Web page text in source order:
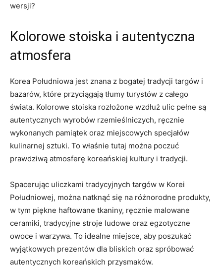
wersji?
Kolorowe stoiska i autentyczna
atmosfera
Korea Południowa jest⁣ znana z bogatej tradycji⁤ targów i
‌bazarów,⁣ które‌ przyciągają tłumy ⁤turystów ⁤z ‍całego⁣
świata. Kolorowe​ stoiska rozłożone wzdłuż ulic⁤ pełne są‌
autentycznych ​wyrobów rzemieślniczych, ręcznie
⁣wykonanych pamiątek‍ oraz ‌miejscowych specjałów
‍kulinarnej sztuki. To właśnie⁢ tutaj można poczuć
prawdziwą atmosferę koreańskiej kultury i tradycji.
Spacerując uliczkami tradycyjnych ‌targów w Korei
Południowej, można natknąć‍ się na różnorodne produkty,
​w tym piękne ​haftowane ‌tkaniny, ręcznie malowane
ceramiki,​ tradycyjne stroje ludowe oraz egzotyczne
owoce i warzywa. To idealne miejsce,⁤ aby​ poszukać
wyjątkowych prezentów dla ⁤bliskich oraz spróbować
autentycznych koreańskich przysmaków.